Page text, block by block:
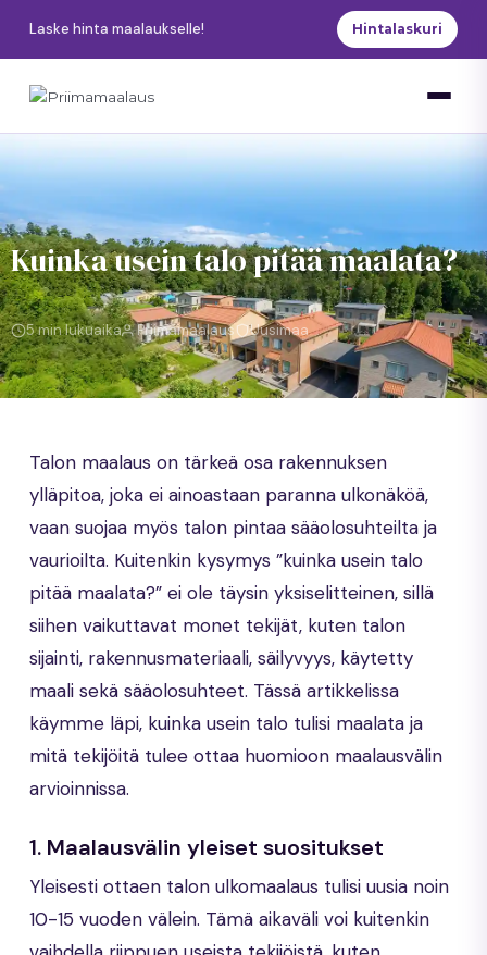
sisältöönLaske hinta maalaukselle! Hintalaskuri
Kuinka usein talo pitää maalata?
5 min lukuaika Priimamaalaus Uusimaa
Talon maalaus on tärkeä osa rakennuksen
ylläpitoa, joka ei ainoastaan paranna ulkonäköä,
vaan suojaa myös talon pintaa sääolosuhteilta ja
vaurioilta. Kuitenkin kysymys ”kuinka usein talo
pitää maalata?” ei ole täysin yksiselitteinen, sillä
siihen vaikuttavat monet tekijät, kuten talon
sijainti, rakennusmateriaali, säilyvyys, käytetty
maali sekä sääolosuhteet. Tässä artikkelissa
käymme läpi, kuinka usein talo tulisi maalata ja
mitä tekijöitä tulee ottaa huomioon maalausvälin
arvioinnissa.
1. Maalausvälin yleiset suositukset
Yleisesti ottaen talon ulkomaalaus tulisi uusia noin
10-15 vuoden välein. Tämä aikaväli voi kuitenkin